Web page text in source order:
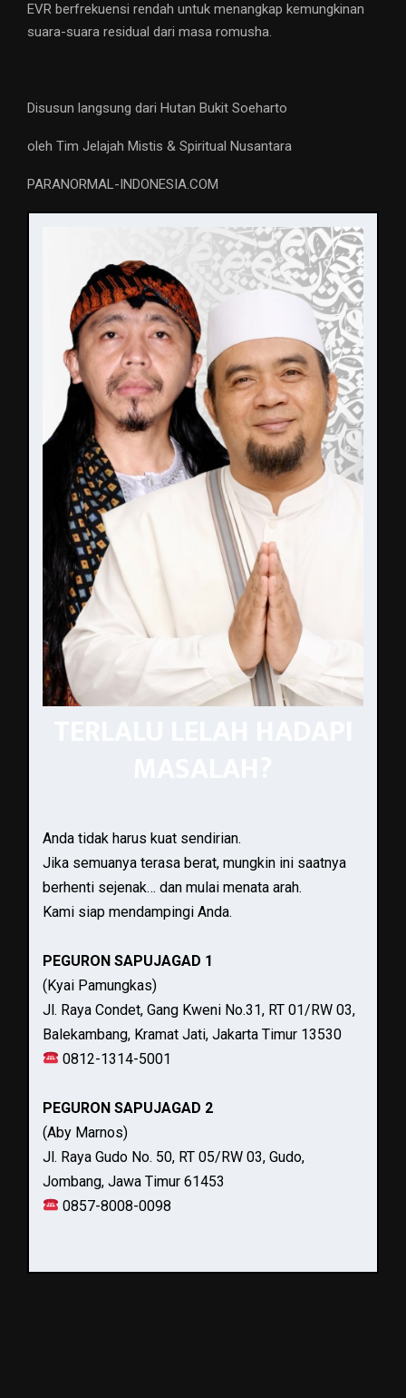
EVR berfrekuensi rendah untuk menangkap kemungkinan
suara-suara residual dari masa romusha.
Disusun langsung dari Hutan Bukit Soeharto
oleh Tim Jelajah Mistis & Spiritual Nusantara
PARANORMAL-INDONESIA.COM
Anda tidak harus kuat sendirian.
Jika semuanya terasa berat, mungkin ini saatnya
berhenti sejenak… dan mulai menata arah.
Kami siap mendampingi Anda.
PEGURON SAPUJAGAD 1
(Kyai Pamungkas)
Jl. Raya Condet, Gang Kweni No.31, RT 01/RW 03,
Balekambang, Kramat Jati, Jakarta Timur 13530
0812-1314-5001
PEGURON SAPUJAGAD 2
(Aby Marnos)
Jl. Raya Gudo No. 50, RT 05/RW 03, Gudo,
Jombang, Jawa Timur 61453
0857-8008-0098